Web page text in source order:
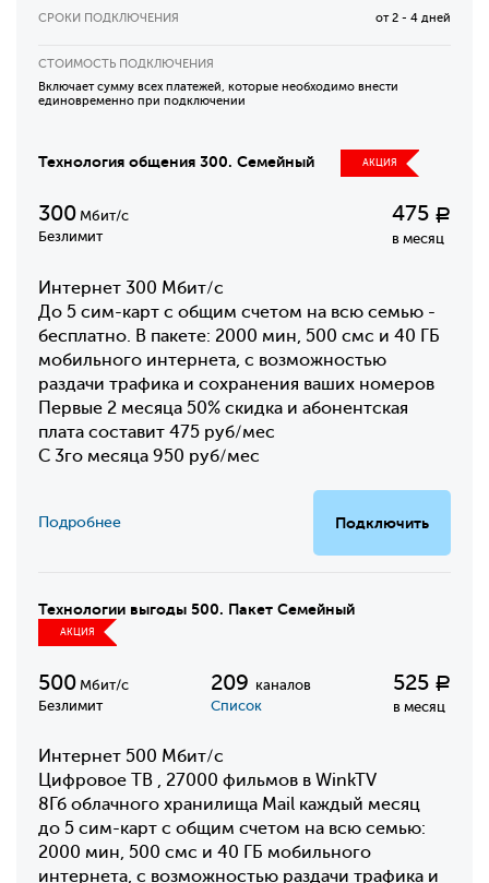
СРОКИ ПОДКЛЮЧЕНИЯ от 2 - 4 дней
СТОИМОСТЬ ПОДКЛЮЧЕНИЯ
Включает сумму всех платежей, которые необходимо внести
единовременно при подключении
Технология общения 300. Семейный АКЦИЯ
300 Мбит/с
Безлимит
475 Р
в месяц
Интернет 300 Мбит/с
До 5 сим-карт с общим счетом на всю семью -
бесплатно. В пакете: 2000 мин, 500 смс и 40 ГБ
мобильного интернета, с возможностью
раздачи трафика и сохранения ваших номеров
Первые 2 месяца 50% скидка и абонентская
плата составит 475 руб/мес
С 3го месяца 950 руб/мес
Подключить
Подробнее
Технологии выгоды 500. Пакет Семейный
АКЦИЯ
500 Мбит/с
Безлимит
209 каналов
Список
525 Р
в месяц
Интернет 500 Мбит/с
Цифровое ТВ , 27000 фильмов в WinkTV
8Гб облачного хранилища Mail каждый месяц
до 5 сим-карт с общим счетом на всю семью:
2000 мин, 500 смс и 40 ГБ мобильного
интернета, с возможностью раздачи трафика и